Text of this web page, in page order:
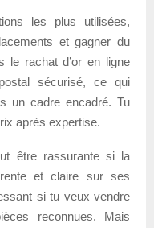
les plus utilisées,
et gagner du
le rachat d’or en ligne
sécurisé, ce qui
un cadre encadré. Tu
après expertise.
être rassurante si la
et claire sur ses
si tu veux vendre
reconnues. Mais